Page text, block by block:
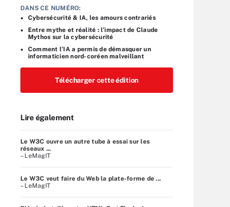
DANS CE NUMÉRO:
Cybersécurité & IA, les amours contrariés
Entre mythe et réalité : l’impact de Claude
Mythos sur la cybersécurité
Comment l’IA a permis de démasquer un
informaticien nord-coréen malveillant
Télécharger cette édition
Lire également
Le W3C ouvre un autre tube à essai sur les
réseaux ...
– LeMagIT
Le W3C veut faire du Web la plate-forme de ...
– LeMagIT